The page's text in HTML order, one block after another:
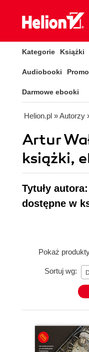
Kategorie Książki
Audiobooki
Darmowe ebooki
Helion.pl » Autorzy
Artur
książki,
Tytuły
dostępne w
Pokaż
Sortuj wg: